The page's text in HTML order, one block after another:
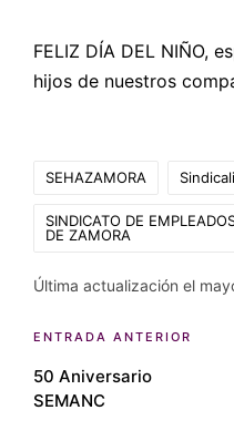
FELIZ DÍA DEL NIÑO,
hijos de nuestros
SEHAZAMORA
SINDICATO DE
DE ZAMORA
Última actualización el
Navegación
de
ENTRADA ANTERIOR
50 Aniversario
SEMANC